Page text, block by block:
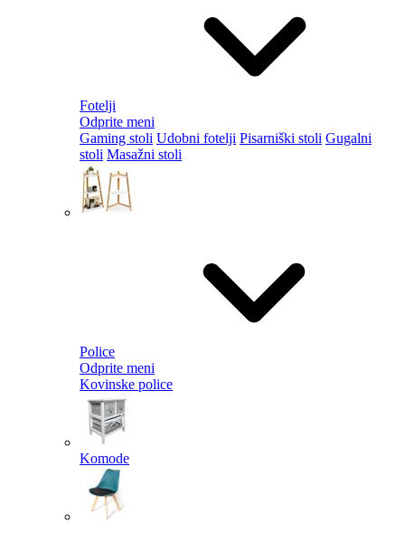
Fotelji
Odprite meni
Gaming stoli Udobni fotelji Pisarniški stoli Gugalni
stoli Masažni stoli
Police
Odprite meni
Kovinske police
Komode